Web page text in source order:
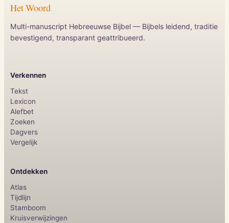
Het Woord
Multi-manuscript Hebreeuwse Bijbel — Bijbels leidend, traditie
bevestigend, transparant geattribueerd.
Verkennen
Tekst
Lexicon
Alefbet
Zoeken
Dagvers
Vergelijk
Ontdekken
Atlas
Tijdlijn
Stamboom
Kruisverwijzingen